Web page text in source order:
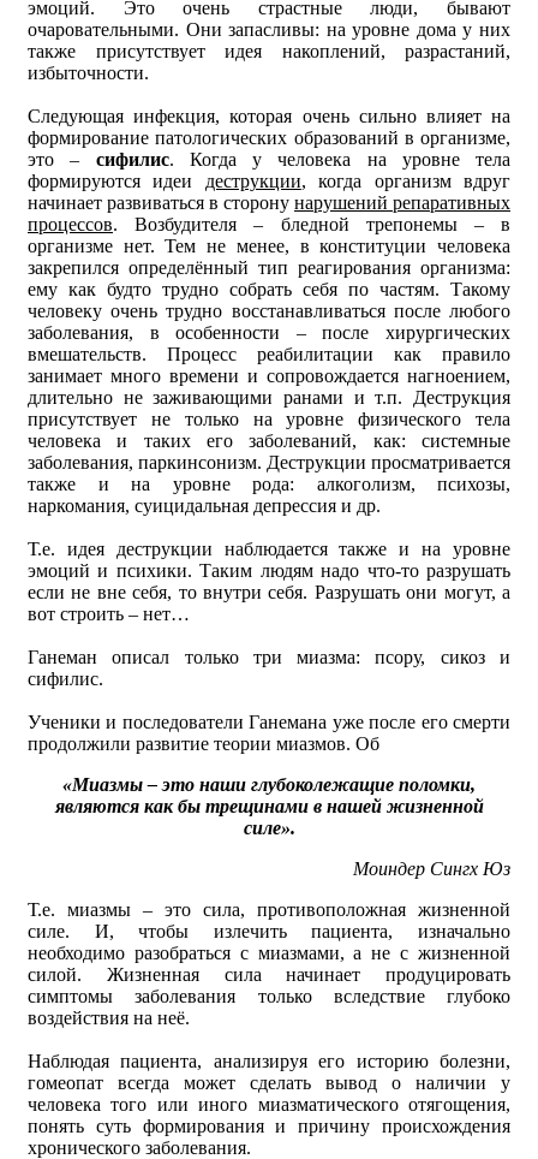
эмоций. Это очень страстные люди, бывают
очаровательными. Они запасливы: на уровне дома у них
также присутствует идея накоплений, разрастаний,
избыточности.
Следующая инфекция, которая очень сильно влияет на
формирование патологических образований в организме,
это – сифилис. Когда у человека на уровне тела
формируются идеи деструкции, когда организм вдруг
начинает развиваться в сторону нарушений репаративных
процессов. Возбудителя – бледной трепонемы – в
организме нет. Тем не менее, в конституции человека
закрепился определённый тип реагирования организма:
ему как будто трудно собрать себя по частям. Такому
человеку очень трудно восстанавливаться после любого
заболевания, в особенности – после хирургических
вмешательств. Процесс реабилитации как правило
занимает много времени и сопровождается нагноением,
длительно не заживающими ранами и т.п. Деструкция
присутствует не только на уровне физического тела
человека и таких его заболеваний, как: системные
заболевания, паркинсонизм. Деструкции просматривается
также и на уровне рода: алкоголизм, психозы,
наркомания, суицидальная депрессия и др.
Т.е. идея деструкции наблюдается также и на уровне
эмоций и психики. Таким людям надо что-то разрушать
если не вне себя, то внутри себя. Разрушать они могут, а
вот строить – нет…
Ганеман описал только три миазма: псору, сикоз и
сифилис.
Ученики и последователи Ганемана уже после его смерти
продолжили развитие теории миазмов. Об
«Миазмы – это наши глубоколежащие поломки,
являются как бы трещинами в нашей жизненной
силе».
Моиндер Сингх Юз
Т.е. миазмы – это сила, противоположная жизненной
силе. И, чтобы излечить пациента, изначально
необходимо разобраться с миазмами, а не с жизненной
силой. Жизненная сила начинает продуцировать
симптомы заболевания только вследствие глубоко
воздействия на неё.
Наблюдая пациента, анализируя его историю болезни,
гомеопат всегда может сделать вывод о наличии у
человека того или иного миазматического отягощения,
понять суть формирования и причину происхождения
хронического заболевания.